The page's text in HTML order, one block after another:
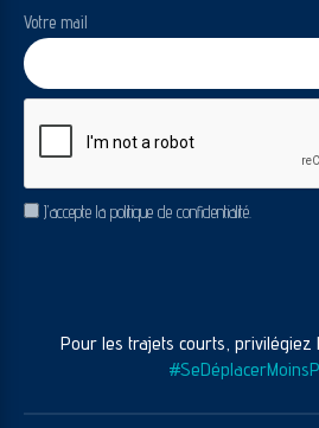
Votre mail
RGPDJ’accepte la politique de confidentialité.
Pour les trajets courts, privilégiez